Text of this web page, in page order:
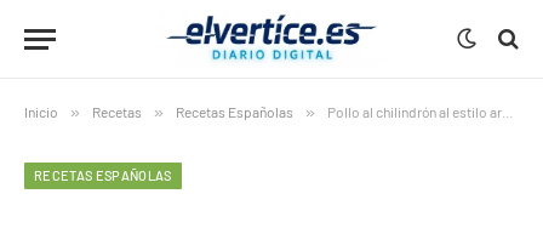
Inicio » Recetas » Recetas Españolas » Pollo al chilindrón al estilo aragonés con verduras sobre farfalle: 7 claves irresistibles para un plato completo y tradicional
RECETAS ESPAÑOLAS